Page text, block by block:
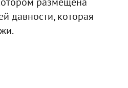
давности, которая